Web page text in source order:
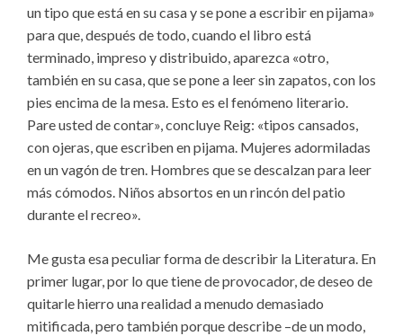
un tipo que está en su casa y se pone a escribir en pijama»
para que, después de todo, cuando el libro está
terminado, impreso y distribuido, aparezca «otro,
también en su casa, que se pone a leer sin zapatos, con los
pies encima de la mesa. Esto es el fenómeno literario.
Pare usted de contar», concluye Reig: «tipos cansados,
con ojeras, que escriben en pijama. Mujeres adormiladas
en un vagón de tren. Hombres que se descalzan para leer
más cómodos. Niños absortos en un rincón del patio
durante el recreo».
Me gusta esa peculiar forma de describir la Literatura. En
primer lugar, por lo que tiene de provocador, de deseo de
quitarle hierro una realidad a menudo demasiado
mitificada, pero también porque describe –de un modo,